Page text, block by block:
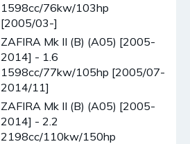
1598cc/76kw/103hp
[2005/03-]
ZAFIRA Mk II (B) (A05) [2005-
2014] - 1.6
1598cc/77kw/105hp [2005/07-
2014/11]
ZAFIRA Mk II (B) (A05) [2005-
2014] - 2.2
2198cc/110kw/150hp